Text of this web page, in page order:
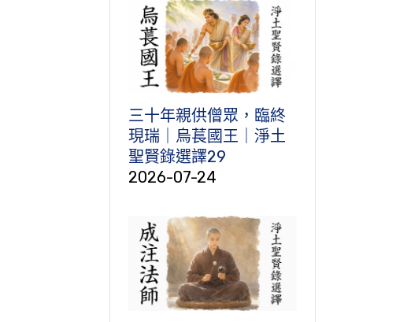
三十年親供僧眾，臨終
現瑞｜烏萇國王｜淨土
聖賢錄選譯29
2026-07-24